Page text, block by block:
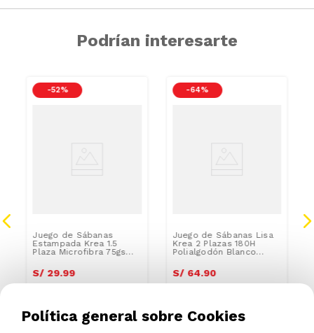
Podrían interesarte
-52 %
Juego de Sábanas
Estampada Krea 1.5
Plaza Microfibra 75gsm
S/ 29.99
S/61.99
-64 %
Juego de Sábanas Lisa
Krea 2 Plazas 180H
Polialgodón Blanco
S/ 64.90
S/178.99
Política general sobre Cookies